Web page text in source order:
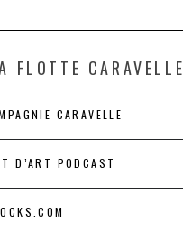
FLOTTE CARAVELLE
CARAVELLE
D’ART PODCAST